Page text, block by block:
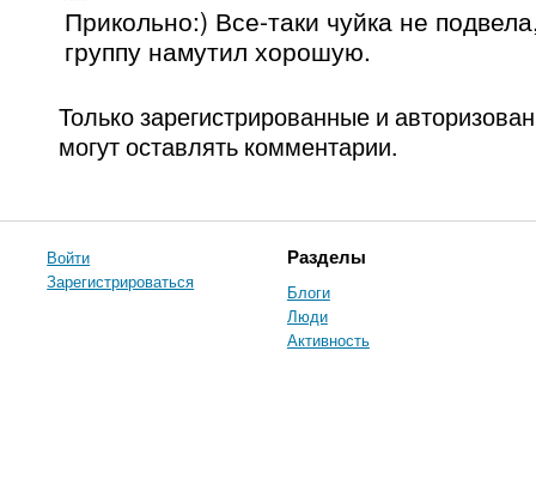
Прикольно:) Все-таки чуйка не
группу намутил хорошую.
Только зарегистрированные и
могут оставлять комментарии.
Войти
Зарегистрироваться
Разделы
Блоги
Люди
Активность